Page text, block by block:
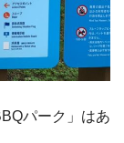
パーク」はあ